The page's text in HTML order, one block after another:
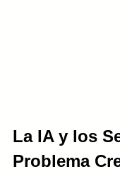
La IA y los
Problema